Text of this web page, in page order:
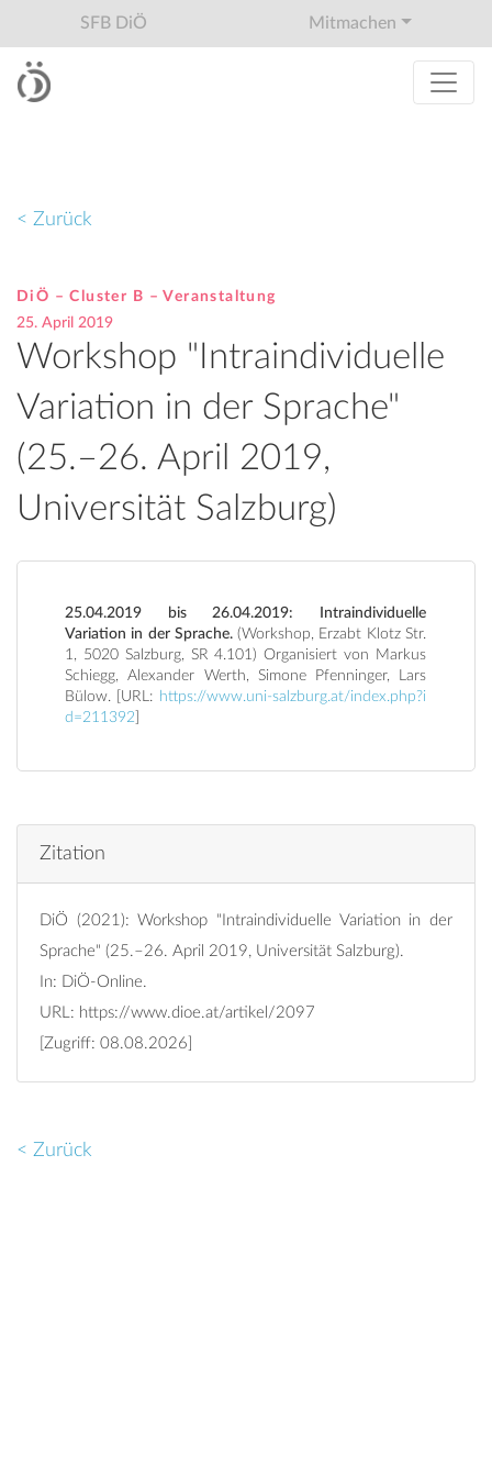
SFB DiÖ Mitmachen
< Zurück
DiÖ – Cluster B – Veranstaltung
25. April 2019
Workshop "Intraindividuelle
Variation in der Sprache"
(25.–26. April 2019,
Universität Salzburg)
25.04.2019 bis 26.04.2019: Intraindividuelle
Variation in der Sprache. (Workshop, Erzabt Klotz Str.
1, 5020 Salzburg, SR 4.101) Organisiert von Markus
Schiegg, Alexander Werth, Simone Pfenninger, Lars
Bülow. [URL: https://www.uni-salzburg.at/index.php?i
d=211392
Zitation
DiÖ (2021): Workshop "Intraindividuelle Variation in der
Sprache" (25.–26. April 2019, Universität Salzburg).
In: DiÖ-Online.
URL: https://www.dioe.at/artikel/2097
[Zugriff: 08.08.2026]
< Zurück